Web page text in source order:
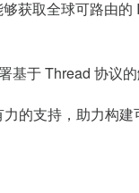
够获取全球可路由的
基于 Thread 协议的
的支持，助力构建